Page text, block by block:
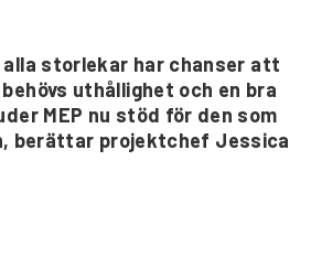
alla storlekar har chanser att
uthållighet och en bra
MEP nu stöd för den som
berättar projektchef Jessica